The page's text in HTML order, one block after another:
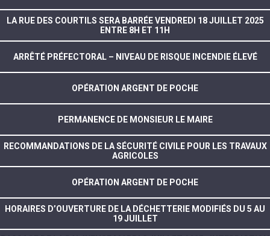
LA RUE DES COURTILS SERA BARRÉE VENDREDI 18 JUILLET 2025
ENTRE 8H ET 11H
ARRÊTÉ PRÉFECTORAL – NIVEAU DE RISQUE INCENDIE ÉLEVÉ
OPÉRATION ARGENT DE POCHE
PERMANENCE DE MONSIEUR LE MAIRE
RECOMMANDATIONS DE LA SÉCURITÉ CIVILE POUR LES TRAVAUX
AGRICOLES
OPÉRATION ARGENT DE POCHE
HORAIRES D’OUVERTURE DE LA DÉCHETTERIE MODIFIÉS DU 5 AU
19 JUILLET